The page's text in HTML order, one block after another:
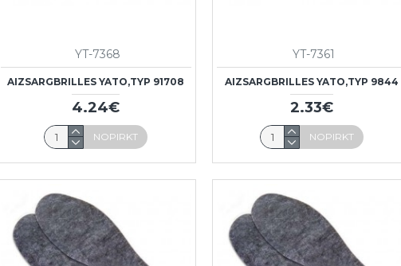
YT-7368
AIZSARGBRILLES YATO,TYP 91708
4.24€
NOPIRKT
YT-7361
AIZSARGBRILLES YATO,TYP 9844
2.33€
NOPIRKT